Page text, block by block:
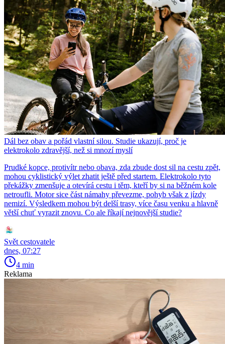
Dál bez obav a pořád vlastní silou. Studie ukazují, proč je
elektrokolo zdravější, než si mnozí myslí
Prudké kopce, protivítr nebo obava, zda zbude dost sil na cestu zpět,
mohou cyklistický výlet zhatit ještě před startem. Elektrokolo tyto
překážky zmenšuje a otevírá cestu i těm, kteří by si na běžném kole
netroufli. Motor sice část námahy převezme, pohyb však z jízdy
nemizí. Výsledkem mohou být delší trasy, více času venku a hlavně
větší chuť vyrazit znovu. Co ale říkají nejnovější studie?
Svět cestovatele
dnes, 07:27
4 min
Reklama